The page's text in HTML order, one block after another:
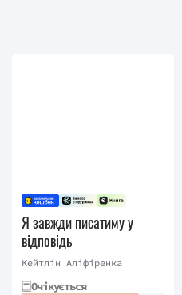
Я завжди писатиму у
відповідь
Кейтлін Аліфіренка
Очікується